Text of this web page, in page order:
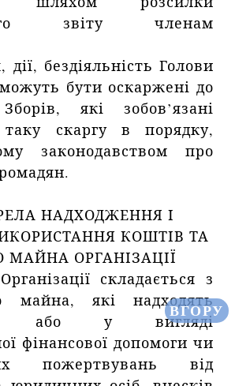
звіту членам
бездіяльність Голови
можуть бути оскаржені до
які зобов’язані
таку скаргу в порядку,
законодавством про
НАДХОДЖЕННЯ І
КОШТІВ ТА
МАЙНА ОРГАНІЗАЦІЇ
складається з
майна, які надходять
або у вигляді
фінансової допомоги чи
пожертвувань від
ВГОРУ